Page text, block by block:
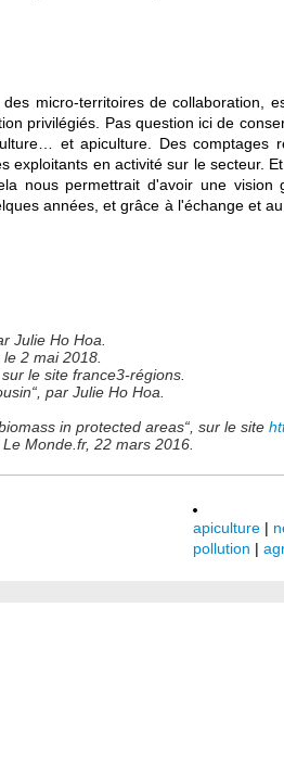
micro-territoires de collaboration,
privilégiés. Pas question ici de
et apiculture. Des comptages
exploitants en activité sur le secteur.
nous permettrait d'avoir une
années, et grâce à l'échange et
Julie Ho Hoa.
2 mai 2018.
le site france3-régions.
par Julie Ho Hoa.
in protected areas“, sur le site
Monde.fr, 22 mars 2016.
apiculture |
pollution |